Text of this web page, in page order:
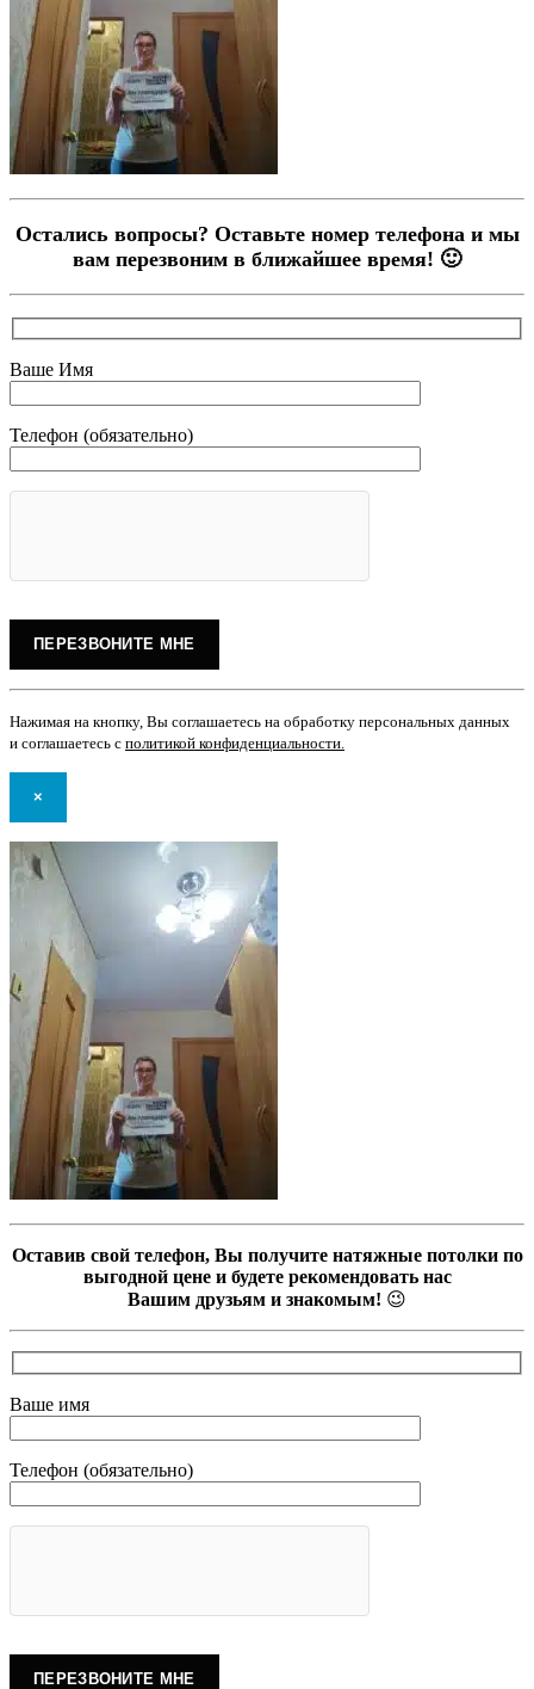
Остались вопросы? Оставьте номер телефона и мы
вам перезвоним в ближайшее время! 🙂
Ваше Имя
Телефон (обязательно)
Нажимая на кнопку, Вы соглашаетесь на обработку персональных данных
и соглашаетесь с политикой конфиденциальности.
×
Оставив свой телефон, Вы получите натяжные потолки по
выгодной цене и будете рекомендовать нас
Вашим друзьям и знакомым! 😉
Ваше имя
Телефон (обязательно)